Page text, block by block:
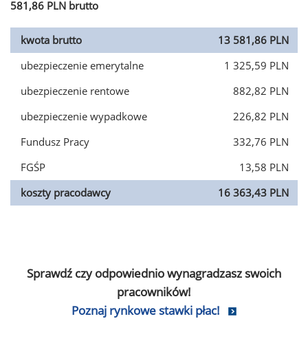
581,86 PLN brutto
kwota brutto
13 581,86 PLN
ubezpieczenie emerytalne
1 325,59 PLN
ubezpieczenie rentowe
882,82 PLN
ubezpieczenie wypadkowe
226,82 PLN
Fundusz Pracy
332,76 PLN
FGŚP
13,58 PLN
koszty pracodawcy
16 363,43 PLN
Sprawdź czy odpowiednio wynagradzasz swoich
pracowników!
Poznaj rynkowe stawki płac!